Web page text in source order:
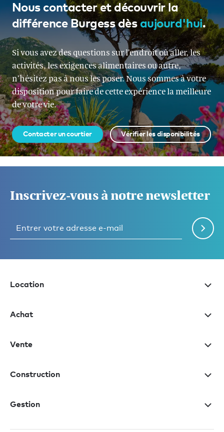
Nous contacter et découvrir la
différence Burgess dès aujourd'hui.
Si vous avez des questions sur l’endroit où aller, les
activités, les exigences alimentaires ou autre,
n’hésitez pas à nous les poser. Nous sommes à votre
disposition pour faire de cette expérience la meilleure
de votre vie.
Contacter un courtier Vérifier les disponibilités
Inscrivez-vous à notre newsletter
Location
Achat
Vente
Construction
Gestion